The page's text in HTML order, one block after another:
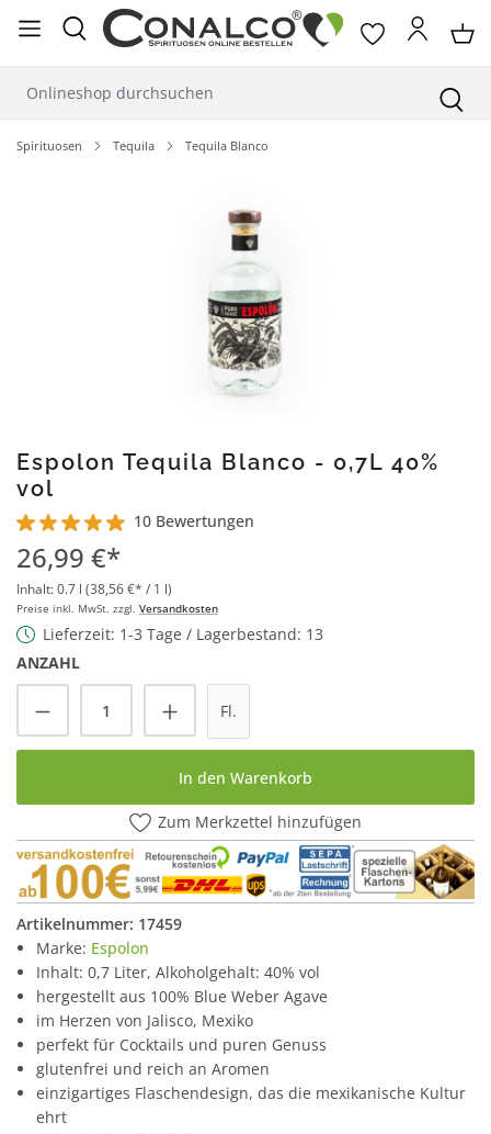
springen
Spirituosen Tequila Tequila Blanco
Espolon Tequila Blanco - 0,7L 40%
vol
Durchschnittliche Bewertung von 4.9 von 5 Sternen
10 Bewertungen
26,99 €*
Inhalt:0.7 l (38,56 €* / 1 l)
Preise inkl. MwSt. zzgl. Versandkosten
Lieferzeit: 1-3 Tage / Lagerbestand: 13
ANZAHL
Produkt Anzahl: Gib den gewünschten
Fl.
In den Warenkorb
Zum Merkzettel hinzufügen
Artikelnummer: 17459
Marke: Espolon
Inhalt: 0,7 Liter, Alkoholgehalt: 40% vol
hergestellt aus 100% Blue Weber Agave
im Herzen von Jalisco, Mexiko
perfekt für Cocktails und puren Genuss
glutenfrei und reich an Aromen
einzigartiges Flaschendesign, das die mexikanische Kultur
ehrt